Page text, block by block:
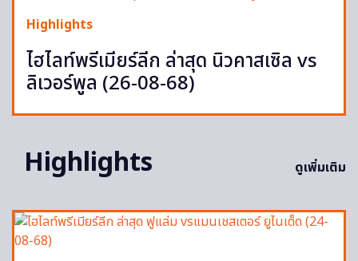
Highlights
ไฮไลท์พรีเมียร์ลีก ล่าสุด นิวคาสเซิล vs
ลิเวอร์พูล (26-08-68)
Highlights ดูเพิ่มเติม